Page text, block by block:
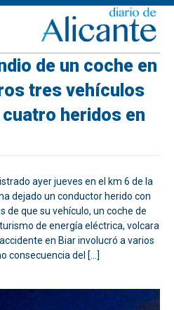
de un coche en
tres vehículos
heridos en
ayer jueves en el km 6 de la
dejado un conductor herido con
que su vehículo, un coche de
de energía eléctrica, volcara
en Biar involucró a varios
consecuencia del […]